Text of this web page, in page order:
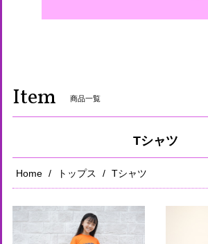
Item 商品一覧
Tシャツ
Home トップス Tシャツ